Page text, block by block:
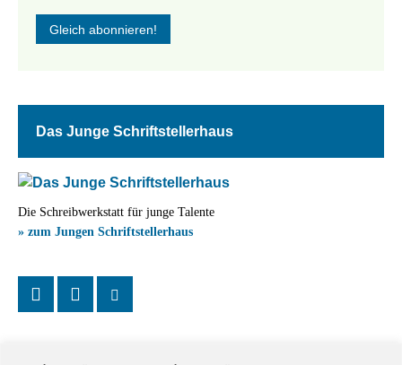
Das Junge Schriftstellerhaus
Die Schreibwerkstatt für junge Talente
» zum Jungen Schriftstellerhaus